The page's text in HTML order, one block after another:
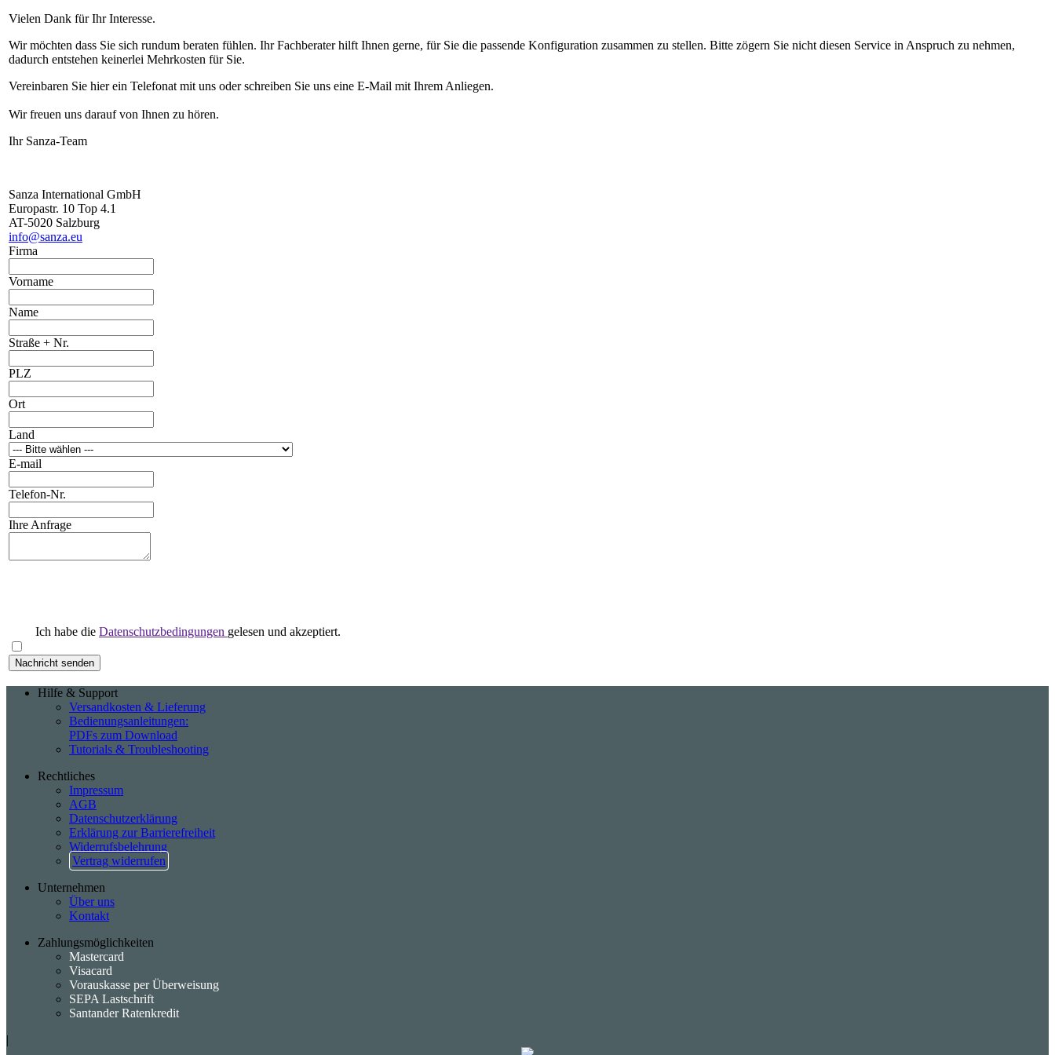
Vielen Dank für Ihr Interesse.
Wir möchten dass Sie sich rundum beraten fühlen. Ihr Fachberater hilft Ihnen gerne, für Sie die passende Konfiguration zusammen zu stellen. Bitte zögern Sie nicht diesen Service in Anspruch zu nehmen,
dadurch entstehen keinerlei Mehrkosten für Sie.
Vereinbaren Sie hier ein Telefonat mit uns oder schreiben Sie uns eine E-Mail mit Ihrem Anliegen.
Wir freuen uns darauf von Ihnen zu hören.
Ihr Sanza-Team
Sanza International GmbH
Europastr. 10 Top 4.1
AT-5020 Salzburg
info@sanza.eu
Firma
Vorname
Name
Straße + Nr.
PLZ
Ort
Land
E-mail
Telefon-Nr.
Ihre Anfrage
Ich habe die Datenschutzbedingungen gelesen und akzeptiert.
Hilfe & Support
Versandkosten & Lieferung
Bedienungsanleitungen:
PDFs zum Download
Tutorials & Troubleshooting
Rechtliches
Impressum
AGB
Datenschutzerklärung
Erklärung zur Barrierefreiheit
Widerrufsbelehrung
Vertrag widerrufen
Unternehmen
Über uns
Kontakt
Zahlungsmöglichkeiten
Mastercard
Visacard
Vorauskasse per Überweisung
SEPA Lastschrift
Santander Ratenkredit
|